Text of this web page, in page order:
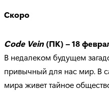
Скоро
Code Vein(ПК) – 18
В недалеком будущем
привычный для нас мир. В
мира живет тайное